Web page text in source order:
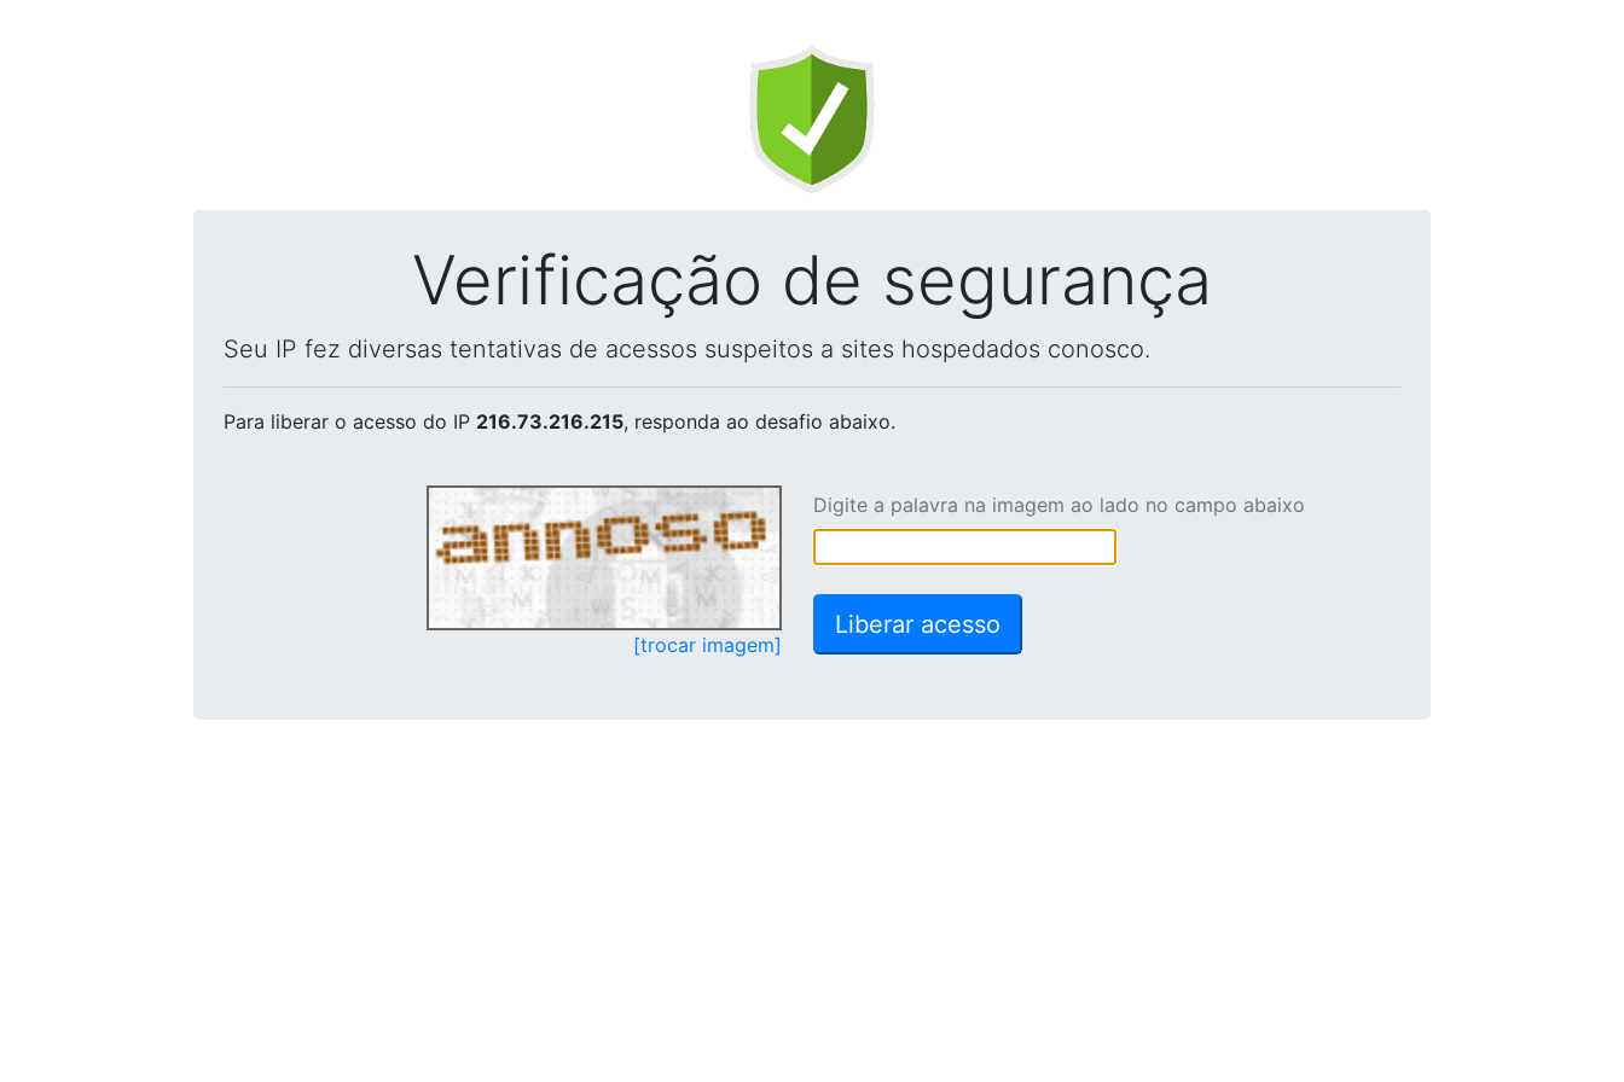
Verificação de segurança
Seu IP fez diversas tentativas de acessos suspeitos a sites hospedados conosco.
Para liberar o acesso do IP 216.73.216.215, responda ao desafio abaixo.
[trocar imagem]
Digite a palavra na imagem ao lado no campo abaixo